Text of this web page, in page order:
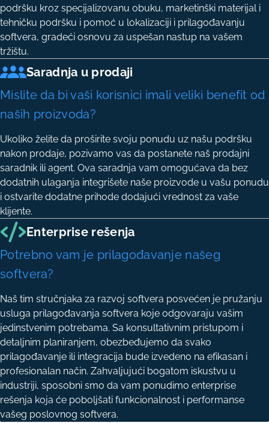
podršku kroz specijalizovanu obuku, marketinški materijal i
tehničku podršku i pomoć u lokalizaciji i prilagođavanju
softvera, gradeći osnovu za uspešan nastup na vašem
tržištu.
Saradnja u prodaji
Mislite da bi vaši korisnici imali veliki benefit od
naših proizvoda?
Ukoliko želite da proširite svoju ponudu uz našu podršku
nakon prodaje, pozivamo vas da postanete naš prodajni
saradnik ili agent. Ova saradnja vam omogućava da bez
dodatnih ulaganja integrišete naše proizvode u vašu ponudu
i ostvarite dodatne prihode dodajući vrednost za vaše
klijente.
Enterprise rešenja
Potrebno vam je prilagođavanje našeg
softvera?
Naš tim stručnjaka za razvoj softvera posvećen je pružanju
usluga prilagođavanja softvera koje odgovaraju vašim
jedinstvenim potrebama. Sa konsultativnim pristupom i
detaljnim planiranjem, obezbeđujemo da svako
prilagođavanje ili integracija bude izvedeno na efikasan i
profesionalan način. Zahvaljujući bogatom iskustvu u
industriji, sposobni smo da vam ponudimo enterprise
rešenja koja će poboljšati funkcionalnost i performanse
vašeg poslovnog softvera.